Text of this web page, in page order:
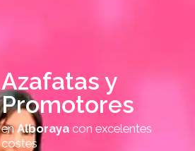
Azafatas y
Promotores
enAlborayacon excelentes
costes